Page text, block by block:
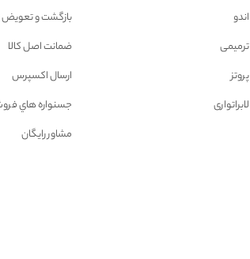
اندو
ترمیمی
پروتز
لابراتواری
بازگشت و تعويض
ضمانت اصل کالا
ارسال اکسپرس
جسنواره هاي
مشاور رايگان